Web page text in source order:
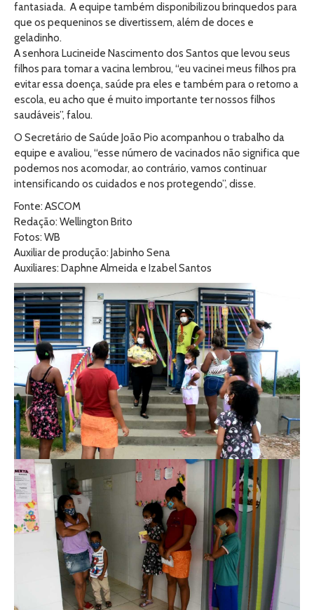
fantasiada. A equipe também disponibilizou brinquedos para
que os pequeninos se divertissem, além de doces e
geladinho.
A senhora Lucineide Nascimento dos Santos que levou seus
filhos para tomar a vacina lembrou, “eu vacinei meus filhos pra
evitar essa doença, saúde pra eles e também para o retorno a
escola, eu acho que é muito importante ter nossos filhos
saudáveis”, falou.
O Secretário de Saúde João Pio acompanhou o trabalho da
equipe e avaliou, “esse número de vacinados não significa que
podemos nos acomodar, ao contrário, vamos continuar
intensificando os cuidados e nos protegendo”, disse.
Fonte: ASCOM
Redação: Wellington Brito
Fotos: WB
Auxiliar de produção: Jabinho Sena
Auxiliares: Daphne Almeida e Izabel Santos